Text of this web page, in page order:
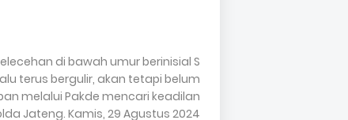
di bawah umur berinisial S
terus bergulir, akan tetapi belum
melalui Pakde mencari keadilan
Jateng. Kamis, 29 Agustus 2024.